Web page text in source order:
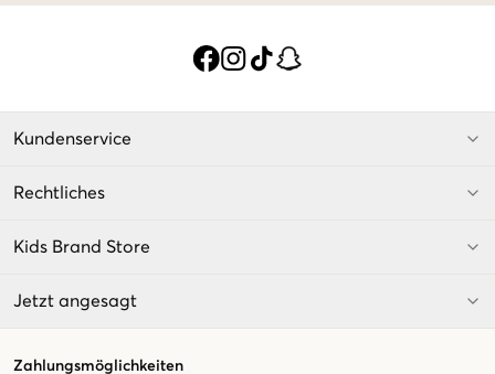
Kundenservice
Rechtliches
Kids Brand Store
Jetzt angesagt
Zahlungsmöglichkeiten